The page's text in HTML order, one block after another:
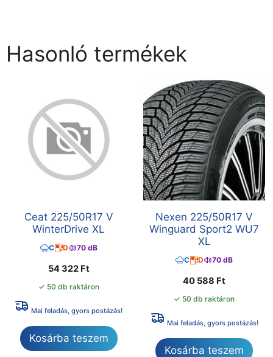
Hasonló termékek
Ceat 225/50R17 V
WinterDrive XL
C D 70 dB
54 322 Ft
✓ 50 db raktáron
Mai feladás, gyors postázás!
Kosárba teszem
Nexen 225/50R17 V
Winguard Sport2 WU7
XL
C D 70 dB
40 588 Ft
✓ 50 db raktáron
Mai feladás, gyors postázás!
Kosárba teszem